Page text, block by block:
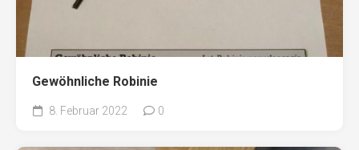
Gewöhnliche Robinie
8. Februar 2022 0